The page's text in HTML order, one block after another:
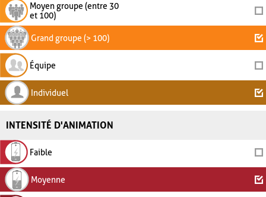
Moyen groupe (entre 30
et 100)
Grand groupe (> 100)
Équipe
Individuel
INTENSITÉ D'ANIMATION
Faible
Moyenne